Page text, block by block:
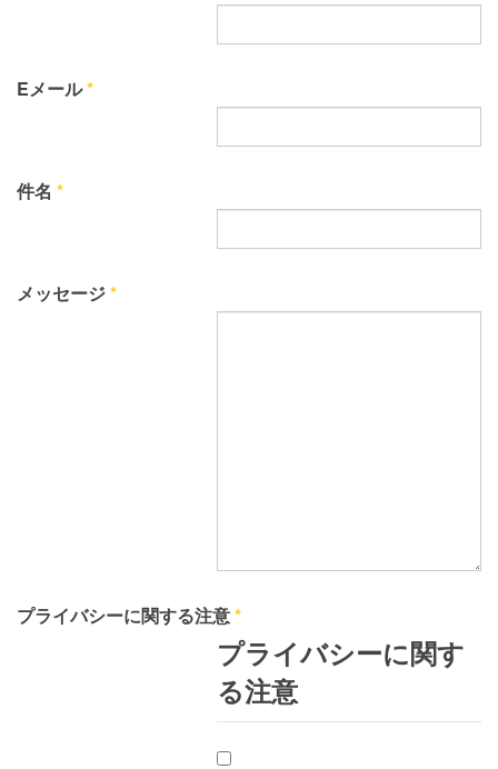
Eメール*
件名 *
メッセージ*
プライバシーに関する注意*
プライバシーに関す
る注意